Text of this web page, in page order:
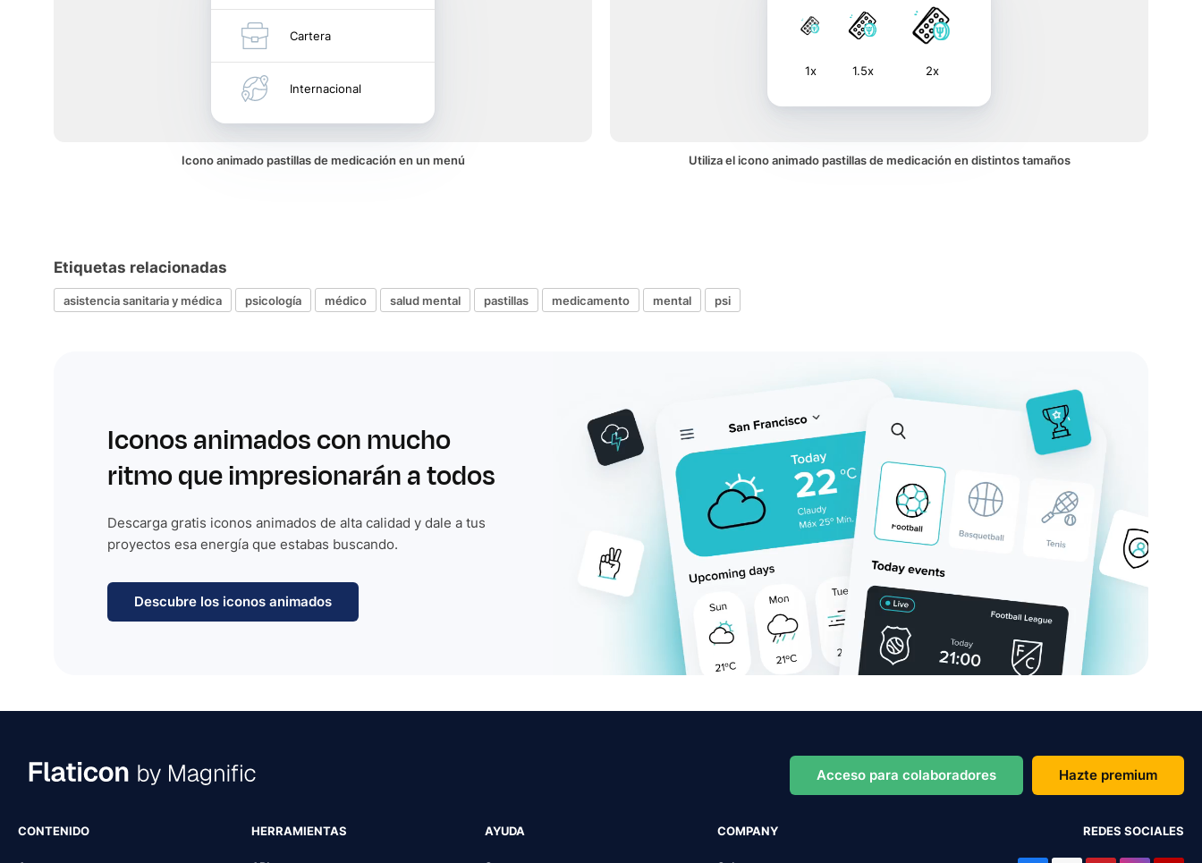
Cartera
Internacional
Icono animado pastillas de medicación en un menú
1x 1.5x 2x
Utiliza el icono animado pastillas de medicación en distintos tamaños
Etiquetas relacionadas
asistencia sanitaria y médica psicología médico salud mental pastillas medicamento mental psi
Iconos animados con mucho
ritmo que impresionarán a todos
Descarga gratis iconos animados de alta calidad y dale a tus
proyectos esa energía que estabas buscando.
Descubre los iconos animados
Acceso para colaboradores Hazte premium
CONTENIDO HERRAMIENTAS AYUDA COMPANY REDES SOCIALES